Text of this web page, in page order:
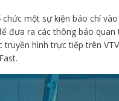
chức một sự kiện báo chí
đưa ra các thông báo
truyền hình trực tiếp trên